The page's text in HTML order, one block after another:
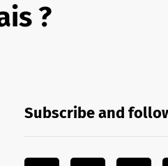
?
Subscribe and